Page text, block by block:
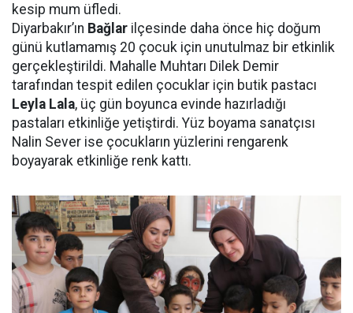
kesip mum üfledi.
Diyarbakır’ın Bağlar ilçesinde daha önce hiç doğum
günü kutlamamış 20 çocuk için unutulmaz bir etkinlik
gerçekleştirildi. Mahalle Muhtarı Dilek Demir
tarafından tespit edilen çocuklar için butik pastacı
Leyla Lala, üç gün boyunca evinde hazırladığı
pastaları etkinliğe yetiştirdi. Yüz boyama sanatçısı
Nalin Sever ise çocukların yüzlerini rengarenk
boyayarak etkinliğe renk kattı.